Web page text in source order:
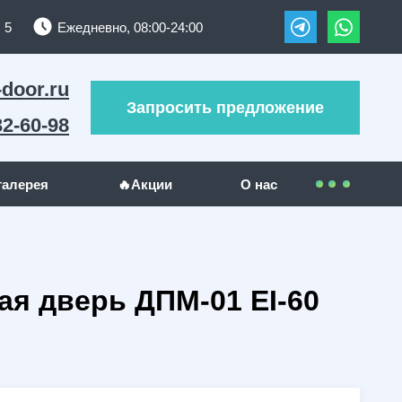
5 Ежедневно, 08:00-24:00
60-98
Запросить предложение
(289)
(23)
Решетки на окна
Гаражные ворота
🔥Акции О нас
дверь ДПМ-01 EI-60